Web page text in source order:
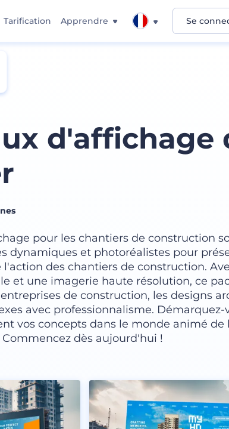
Tarification Apprendre Se
d'affichage
pour les chantiers de construction
dynamiques et photoréalistes pour
des chantiers de construction.
et une imagerie haute résolution, ce
de construction, les designs
avec professionnalisme. Démarquez-
vos concepts dans le monde animé de
dès aujourd'hui !